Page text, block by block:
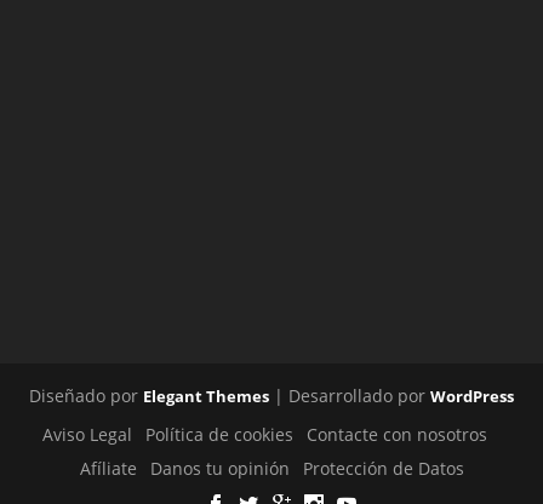
Diseñado por Elegant Themes | Desarrollado por WordPress
Aviso Legal Política de cookies
Contacte con nosotros
Afíliate
Danos tu opinión Protección de Datos